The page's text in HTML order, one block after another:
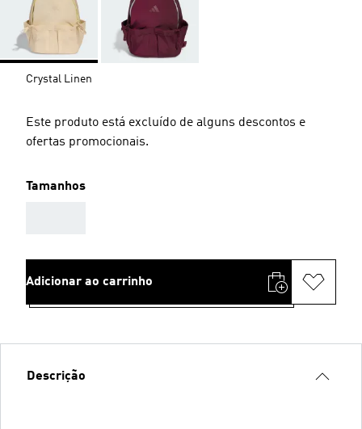
Crystal Linen
Este produto está excluído de alguns descontos e
ofertas promocionais.
Tamanhos
Adicionar ao carrinho
Descrição